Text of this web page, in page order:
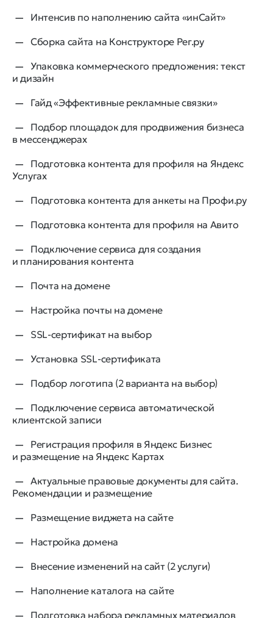
Интенсив по наполнению сайта «инСайт»
Сборка сайта на Конструкторе Рег.ру
Упаковка коммерческого предложения: текст
и дизайн
Гайд «Эффективные рекламные связки»
Подбор площадок для продвижения бизнеса
в мессенджерах
Подготовка контента для профиля на Яндекс
Услугах
Подготовка контента для анкеты на Профи.ру
Подготовка контента для профиля на Авито
Подключение сервиса для создания
и планирования контента
Почта на домене
Настройка почты на домене
SSL-сертификат на выбор
Установка SSL-сертификата
Подбор логотипа (2 варианта на выбор)
Подключение сервиса автоматической
клиентской записи
Регистрация профиля в Яндекс Бизнес
и размещение на Яндекс Картах
Актуальные правовые документы для сайта.
Рекомендации и размещение
Размещение виджета на сайте
Настройка домена
Внесение изменений на сайт (2 услуги)
Наполнение каталога на сайте
Подготовка набора рекламных материалов